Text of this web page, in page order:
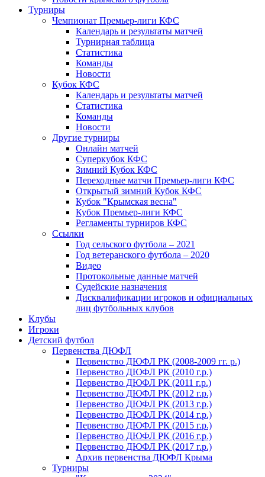
Турниры
Чемпионат Премьер-лиги КФС
Календарь и результаты матчей
Турнирная таблица
Статистика
Команды
Новости
Кубок КФС
Календарь и результаты матчей
Статистика
Команды
Новости
Другие турниры
Онлайн матчей
Суперкубок КФС
Зимний Кубок КФС
Переходные матчи Премьер-лиги КФС
Открытый зимний Кубок КФС
Кубок "Крымская весна"
Кубок Премьер-лиги КФС
Регламенты турниров КФС
Ссылки
Год сельского футбола – 2021
Год ветеранского футбола – 2020
Видео
Протокольные данные матчей
Судейские назначения
Дисквалификации игроков и официальных
лиц футбольных клубов
Клубы
Игроки
Детский футбол
Первенства ДЮФЛ
Первенство ДЮФЛ РК (2008-2009 гг. р.)
Первенство ДЮФЛ РК (2010 г.р.)
Первенство ДЮФЛ РК (2011 г.р.)
Первенство ДЮФЛ РК (2012 г.р.)
Первенство ДЮФЛ РК (2013 г.р.)
Первенство ДЮФЛ РК (2014 г.р.)
Первенство ДЮФЛ РК (2015 г.р.)
Первенство ДЮФЛ РК (2016 г.р.)
Первенство ДЮФЛ РК (2017 г.р.)
Архив первенства ДЮФЛ Крыма
Турниры